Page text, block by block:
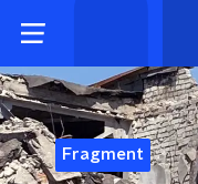
Fragment